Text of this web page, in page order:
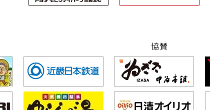
協賛